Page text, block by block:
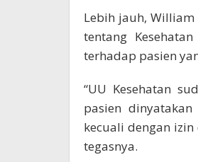
Lebih jauh, William
tentang
terhadap pasien
“UU Kesehatan
pasien
kecuali dengan
tegasnya.